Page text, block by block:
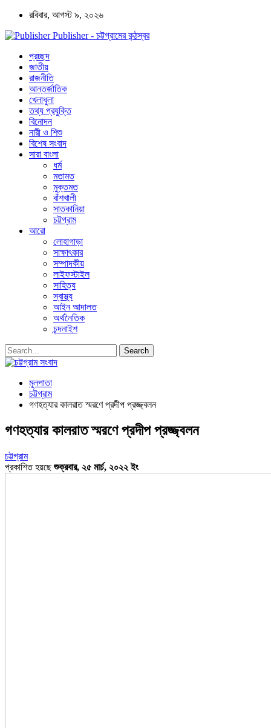
রবিবার, আগস্ট ৯, ২০২৬
Publisher - চট্টগ্রামের কন্ঠস্বর
প্রচ্ছদ
জাতীয়
রাজনীতি
আন্তর্জাতিক
খেলাধুলা
তথ্য প্রযুক্তি
বিনোদন
নারী ও শিশু
বিশেষ সংবাদ
সারা বাংলা
ধর্ম
মতামত
মুক্তমত
বাঁশখালী
সাতকানিয়া
চট্টগ্রাম
আরো
লোহাগাড়া
সাক্ষাৎকার
সম্পাদকীয়
লাইফস্টাইল
সাহিত্য
স্বাস্থ্য
আইন আদালত
অর্থনৈতিক
চন্দনাইশ
মূলপাতা
চট্টগ্রাম
গণহত্যার কালরাত স্মরণে প্রদীপ প্রজ্জ্বলন
গণহত্যার কালরাত স্মরণে প্রদীপ প্রজ্জ্বলন
চট্টগ্রাম
প্রকাশিত হয়ছেশুক্রবার, ২৫ মার্চ, ২০২২ ইং